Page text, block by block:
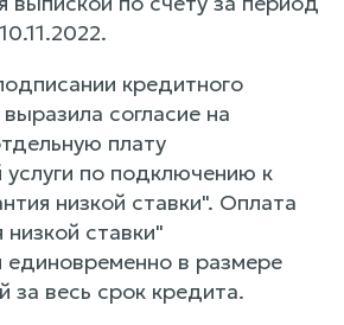
кредитного
согласие на
плату
услуги по подключению к
низкой ставки". Оплата
низкой ставки"
единовременно в размере
за весь срок кредита.